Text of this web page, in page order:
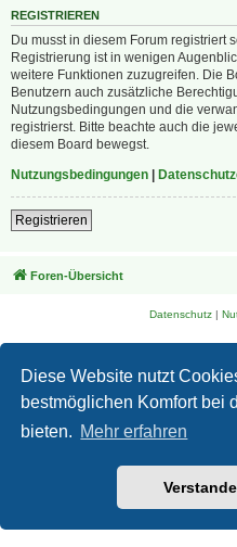
Diese Website nutzt
bestmöglichen Komfort bei
bieten. Mehr erfahren
REGISTRIEREN
Du musst in diesem Forum registriert
Registrierung ist in wenigen
weitere Funktionen zuzugreifen. Die
Benutzern auch zusätzliche
Nutzungsbedingungen und die
registrierst. Bitte beachte auch die
diesem Board bewegst.
Nutzungsbedingungen
Registrieren
Foren-Übersicht
Datenschutz|